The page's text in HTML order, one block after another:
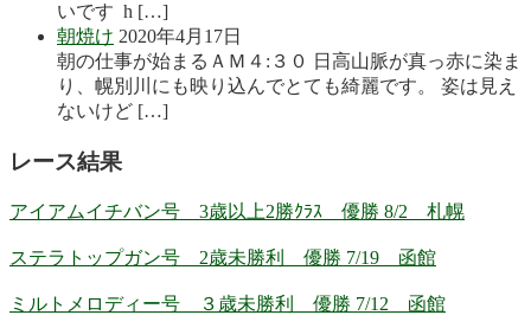
いです h […]
朝焼け 2020年4月17日
朝の仕事が始まるＡＭ４:３０ 日高山脈が真っ赤に染ま
り、幌別川にも映り込んでとても綺麗です。 姿は見え
ないけど […]
レース結果
アイアムイチバン号 3歳以上2勝ｸﾗｽ 優勝 8/2 札幌
ステラトップガン号 2歳未勝利 優勝 7/19 函館
ミルトメロディー号 ３歳未勝利 優勝 7/12 函館